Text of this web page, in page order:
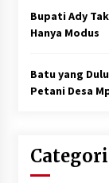
Bupati Ady
Hanya Modus
Batu yang
Petani Desa